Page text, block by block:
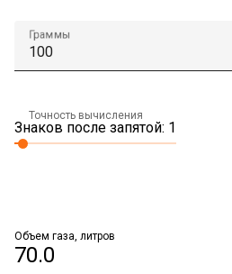
Граммы
Точность вычисления
Знаков после запятой: 1
Объем газа, литров
70.0